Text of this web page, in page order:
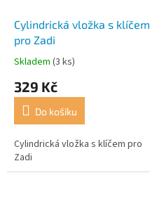
Cylindrická vložka s klíčem
pro Zadi
Průměrné
produktu
5,0
5
hvězdiček.
Skladem (3 ks)
329 Kč
Do košíku
Cylindrická vložka s klíčem pro
Zadi